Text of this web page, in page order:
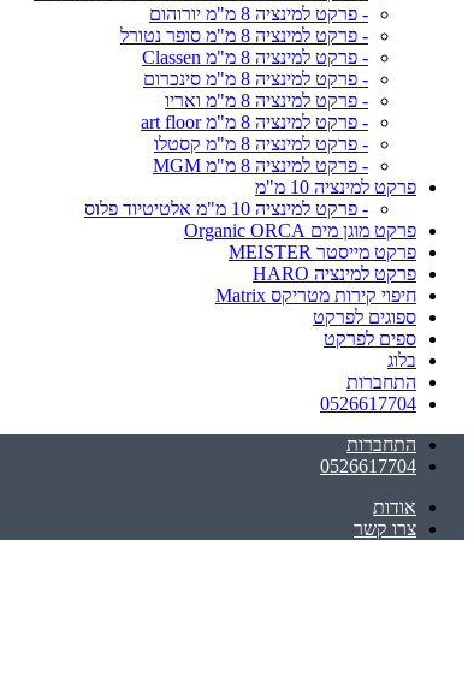
- פרקט למינציה 8 מ"מ יורוהום
- פרקט למינציה 8 מ"מ סופר נטורל
- פרקט למינציה 8 מ"מ Classen
- פרקט למינציה 8 מ"מ סינכרום
- פרקט למינציה 8 מ"מ ואריו
- פרקט למינציה 8 מ"מ art floor
- פרקט למינציה 8 מ"מ קסטלו
- פרקט למינציה 8 מ"מ MGM
פרקט למינציה 10 מ"מ
- פרקט למינציה 10 מ"מ אלטיטיוד פלוס
פרקט מוגן מים Organic ORCA
פרקט מייסטר MEISTER
פרקט למינציה HARO
חיפוי קירות מטריקס Matrix
ספוגים לפרקט
ספים לפרקט
בלוג
התחברות
0526617704
התחברות
0526617704
אודות
צרו קשר